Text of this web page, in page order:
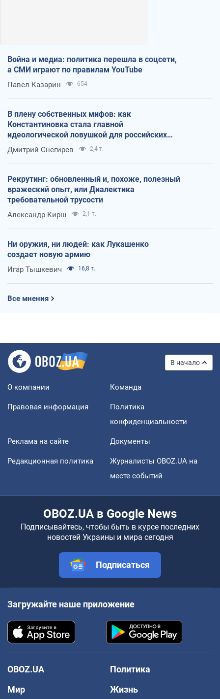
Война и медиа: политика перешла в соцсети,
а СМИ играют по правилам YouTube
Павел Казарин 654
В плену собственных мифов: как
Константиновка стала главной
идеологической ловушкой для российских
оккупантов
Дмитрий Снегирев 2,4 т.
Рекрутинг: обновленный и, похоже, полезный
вражеский опыт, или Диалектика
требовательной трусости
Александр Кирш 2,1 т.
Ни оружия, ни людей: как Лукашенко
создает новую армию
Игар Тышкевич 16,8 т.
Все мнения
В начало
О компании Команда
Правовая информация
Политика
конфиденциальности
Реклама на сайте Документы
Редакционная политика
Журналисты OBOZ.UA на
месте событий
OBOZ.UA в Google News
Подписывайтесь, чтобы быть в курсе последних
новостей Украины и мира сегодня
Подписаться
Загружайте наше приложение
OBOZ.UA
Политика
Мир
Жизнь